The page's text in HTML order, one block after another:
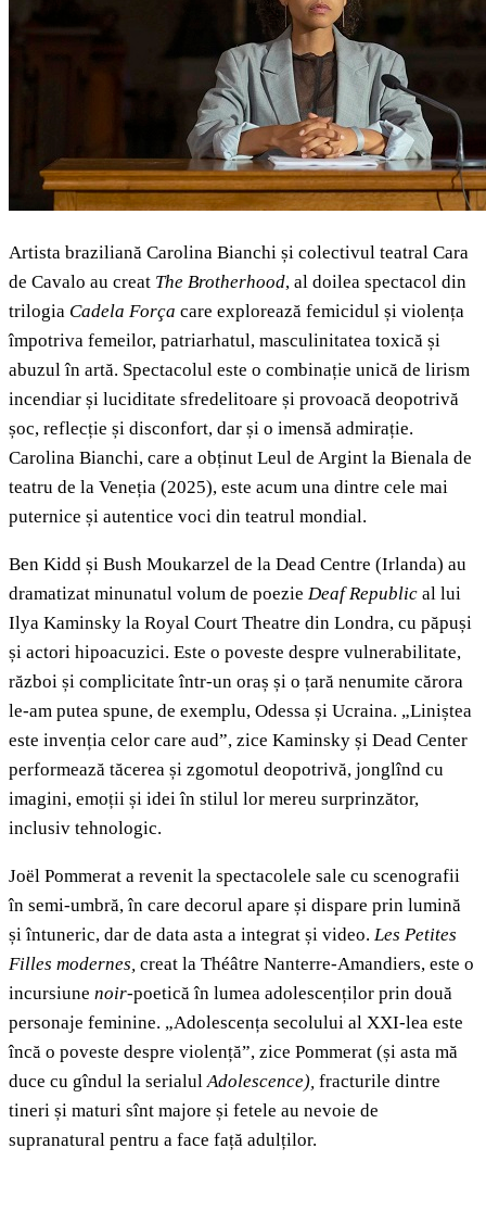
Artista braziliană Carolina Bianchi și colectivul teatral Cara
de Cavalo au creat The Brotherhood, al doilea spectacol din
trilogia Cadela Força care explorează femicidul și violența
împotriva femeilor, patriarhatul, masculinitatea toxică și
abuzul în artă. Spectacolul este o combinație unică de lirism
incendiar și luciditate sfredelitoare și provoacă deopotrivă
șoc, reflecție și disconfort, dar și o imensă admirație.
Carolina Bianchi, care a obținut Leul de Argint la Bienala de
teatru de la Veneția (2025), este acum una dintre cele mai
puternice și autentice voci din teatrul mondial.
Ben Kidd și Bush Moukarzel de la Dead Centre (Irlanda) au
dramatizat minunatul volum de poezie Deaf Republic al lui
Ilya Kaminsky la Royal Court Theatre din Londra, cu păpuși
și actori hipoacuzici. Este o poveste despre vulnerabilitate,
război și complicitate într-un oraș și o țară nenumite cărora
le-am putea spune, de exemplu, Odessa și Ucraina. „Liniștea
este invenția celor care aud”, zice Kaminsky și Dead Center
performează tăcerea și zgomotul deopotrivă, jonglînd cu
imagini, emoții și idei în stilul lor mereu surprinzător,
inclusiv tehnologic.
Joël Pommerat a revenit la spectacolele sale cu scenografii
în semi-umbră, în care decorul apare și dispare prin lumină
și întuneric, dar de data asta a integrat și video. Les Petites
Filles modernes, creat la Théâtre Nanterre-Amandiers, este o
incursiune noir-poetică în lumea adolescenților prin două
personaje feminine. „Adolescența secolului al XXI-lea este
încă o poveste despre violență”, zice Pommerat (și asta mă
duce cu gîndul la serialulAdolescence), fracturile dintre
tineri și maturi sînt majore și fetele au nevoie de
supranatural pentru a face față adulților.